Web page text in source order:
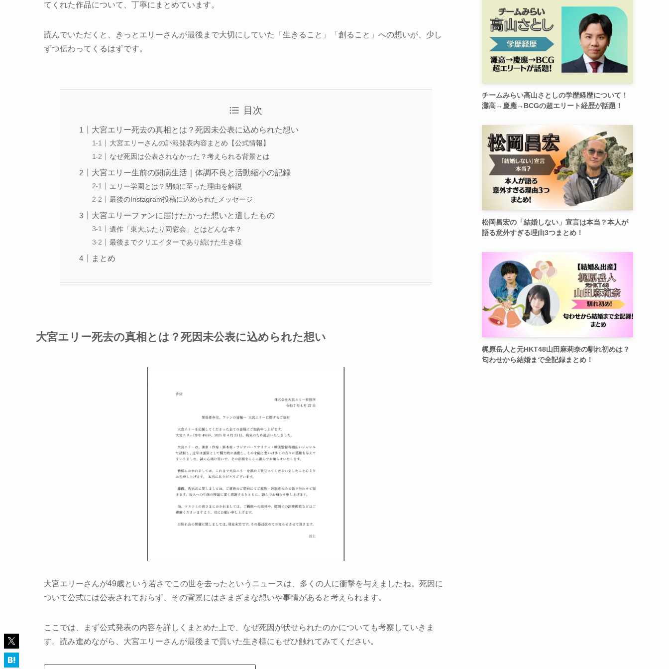
てくれた作品について、丁寧にまとめています。
読んでいただくと、きっとエリーさんが最後まで大切にしていた「生きること」「創ること」への想いが、少し
ずつ伝わってくるはずです。
目次
大宮エリー死去の真相とは？死因未公表に込められた想い
大宮エリーさんの訃報発表内容まとめ【公式情報】
なぜ死因は公表されなかった？考えられる背景とは
大宮エリー生前の闘病生活｜体調不良と活動縮小の記録
エリー学園とは？閉鎖に至った理由を解説
最後のInstagram投稿に込められたメッセージ
大宮エリーファンに届けたかった想いと遺したもの
遺作「東大ふたり同窓会」とはどんな本？
最後までクリエイターであり続けた生き様
まとめ
大宮エリー死去の真相とは？死因未公表に込められた想い
大宮エリーさんが49歳という若さでこの世を去ったというニュースは、多くの人に衝撃を与えましたね。死因に
ついて公式には公表されておらず、その背景にはさまざまな想いや事情があると考えられます。
ここでは、まず公式発表の内容を詳しくまとめた上で、なぜ死因が伏せられたのかについても考察していきま
す。読み進めながら、大宮エリーさんが最後まで貫いた生き様にもぜひ触れてみてください。
チームみらい高山さとしの学歴経歴について！
灘高→慶應→BCGの超エリート経歴が話題！
松岡昌宏の「結婚しない」宣言は本当？本人が
語る意外すぎる理由3つまとめ！
梶原岳人と元HKT48山田麻莉奈の馴れ初めは？
匂わせから結婚まで全記録まとめ！